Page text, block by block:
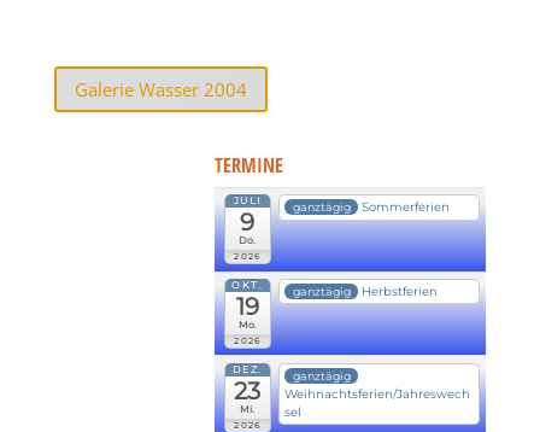
Galerie Wasser 2004
TERMINE
JULI
9
Do.
2026
ganztägig Sommerferien
OKT.
19
Mo.
2026
ganztägig Herbstferien
DEZ.
23
Mi.
2026
ganztägig
Weihnachtsferien/Jahreswech
sel